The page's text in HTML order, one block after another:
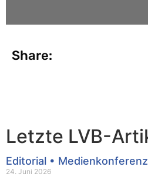
Share:
Letzte LVB-
Editorial •
24. Juni 2026